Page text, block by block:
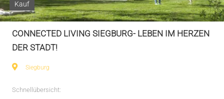
Kauf
CONNECTED LIVING SIEGBURG- LEBEN IM HERZEN
DER STADT!
Siegburg
Schnellübersicht: